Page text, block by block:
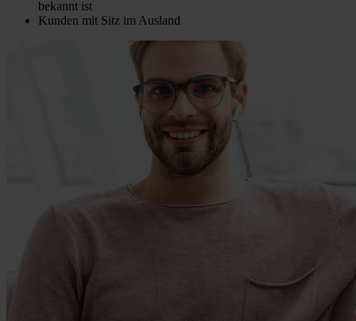
bekannt ist
Kunden mit Sitz im Ausland